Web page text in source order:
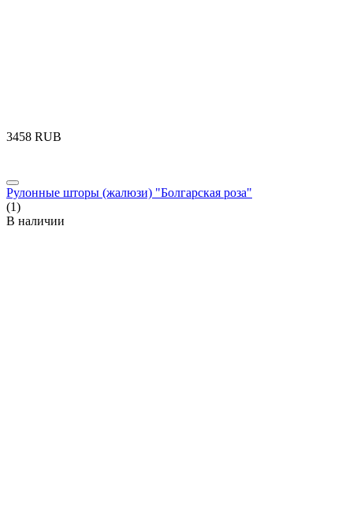
‍3458‍ RUB
Рулонные шторы (жалюзи) "Болгарская роза"
(1)
В наличии